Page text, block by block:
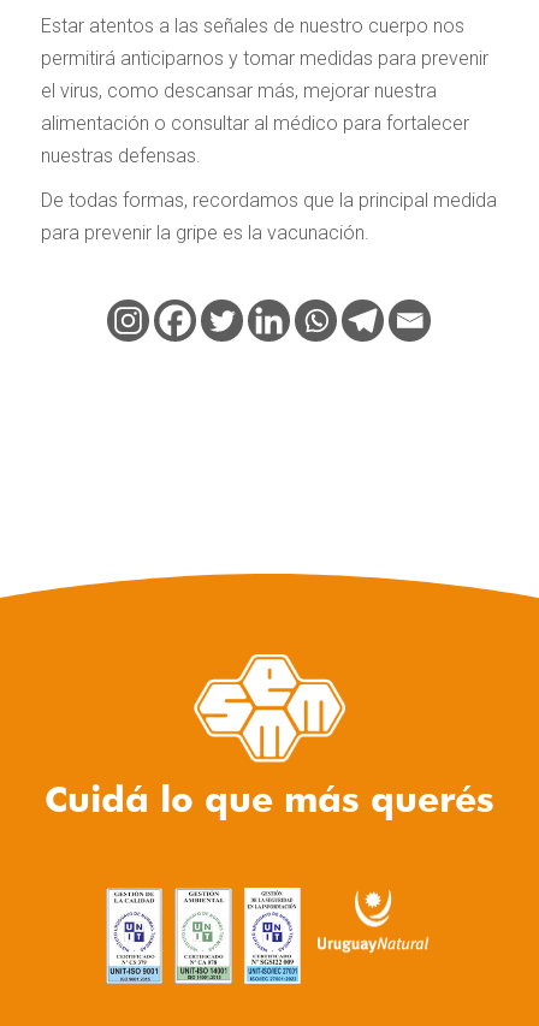
Estar atentos a las señales de nuestro cuerpo nos
permitirá anticiparnos y tomar medidas para prevenir
el virus, como descansar más, mejorar nuestra
alimentación o consultar al médico para fortalecer
nuestras defensas.
De todas formas, recordamos que la principal medida
para prevenir la gripe es la vacunación.
Cuidá lo que más querés